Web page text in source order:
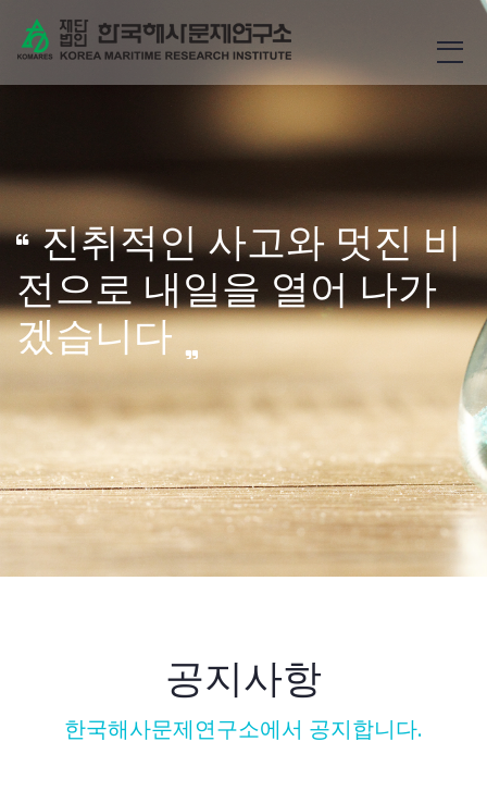
진취적인 사고와 멋진 비
전으로 내일을 열어 나가
겠습니다
공지사항
한국해사문제연구소에서 공지합니다.